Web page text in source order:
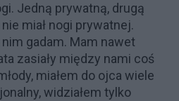
Jedną prywatną, drugą
miał nogi prywatnej.
gadam. Mam nawet
zasiały między nami coś
miałem do ojca wiele
widziałem tylko